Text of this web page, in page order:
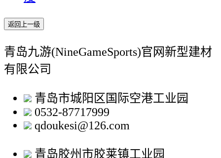
返回上一级
青岛九游(NineGameSports)官网新型建材
有限公司
青岛市城阳区国际空港工业园
0532-87717999
qdoukesi@126.com
青岛胶州市胶莱镇工业园